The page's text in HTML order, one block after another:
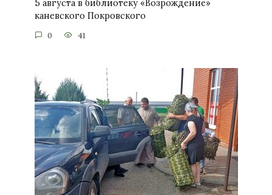
5 августа в библиотеку «Возрождение»
каневского Покровского
0 41